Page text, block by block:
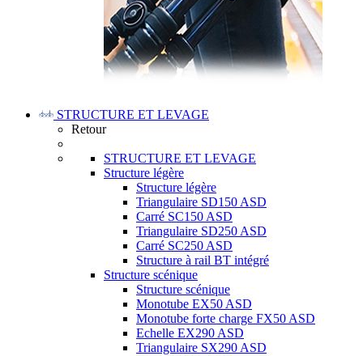
STRUCTURE ET LEVAGE
Retour
STRUCTURE ET LEVAGE
Structure légère
Structure légère
Triangulaire SD150 ASD
Carré SC150 ASD
Triangulaire SD250 ASD
Carré SC250 ASD
Structure à rail BT intégré
Structure scénique
Structure scénique
Monotube EX50 ASD
Monotube forte charge FX50 ASD
Echelle EX290 ASD
Triangulaire SX290 ASD